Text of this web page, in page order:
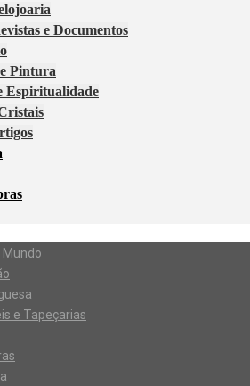
e Documentos
Pintura
Espiritualidade
e Tapeçarias